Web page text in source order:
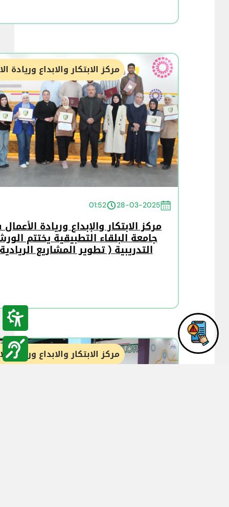
مركز الابتكار والابداع وريادة
28-03-2025
01:52
مركز الابتكار والإبداع وريادة
جامعة البلقاء التطبيقية يختتم
التدريبية ( تطوير المشاريع
مركز الابتكار والابداع وريادة